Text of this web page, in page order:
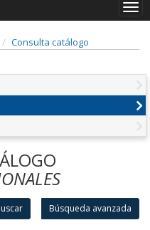
Consulta catálogo
Búsqueda avanzada